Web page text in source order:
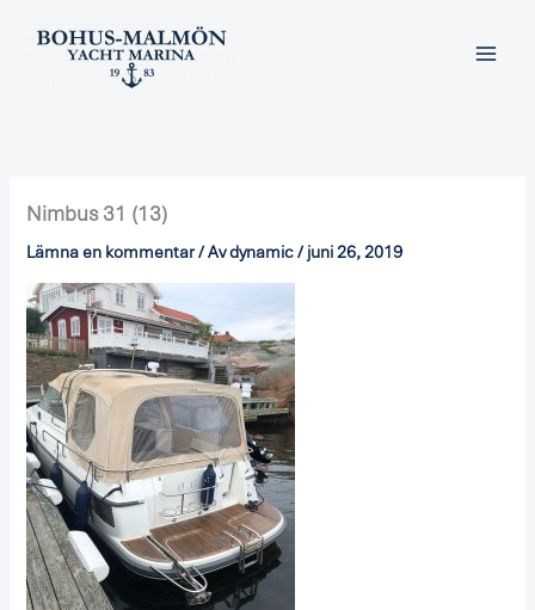
Nimbus 31 (13)
Lämna en kommentar/ Avdynamic/ juni 26, 2019